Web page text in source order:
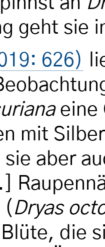
geht sie
626)
eine
mit
aber
( Dryas
die